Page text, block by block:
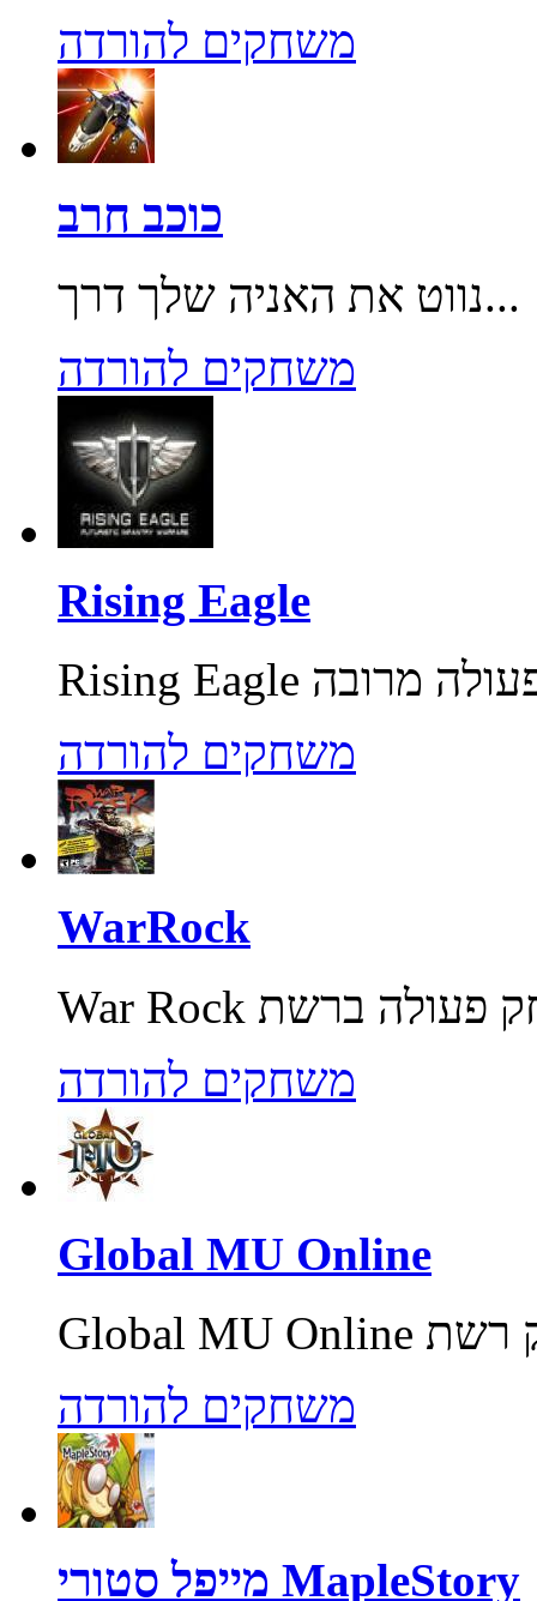
משחקים להורדה
כוכב חרב
נווט את האניה שלך דרך...
משחקים להורדה
Rising Eagle
משחקים להורדה
WarRock
משחקים להורדה
Global MU Online
משחקים להורדה
מייפל סטורי MapleStory